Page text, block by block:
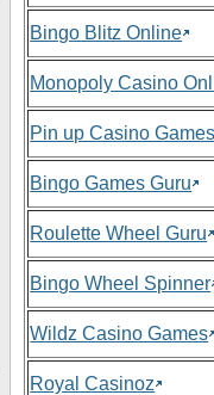
Bingo Blitz Online
Monopoly Casino
Pin up Casino
Bingo Games Guru
Roulette Wheel Guru
Bingo Wheel Spinner
Wildz Casino Games
Royal Casinoz